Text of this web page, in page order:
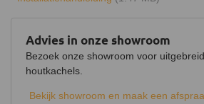
Advies in onze showroom
Bezoek onze showroom voor
houtkachels.
Bekijk showroom en maak een
Aansluiting
Doorsnede aansluiting
Fijnstof per kubieke meter 23 mg